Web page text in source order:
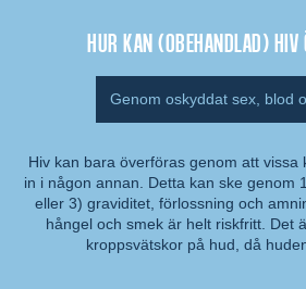
Hur kan (obehandlad)
Genom oskyddat sex, blod
Kommentar:
Hiv kan bara överföras genom att vissa
in i någon annan. Detta kan ske genom
eller 3) graviditet, förlossning och
hångel och smek är helt riskfritt. Det
kroppsvätskor på hud, då